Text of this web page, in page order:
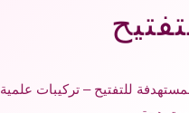
للتفتيح – تركيبات علمية